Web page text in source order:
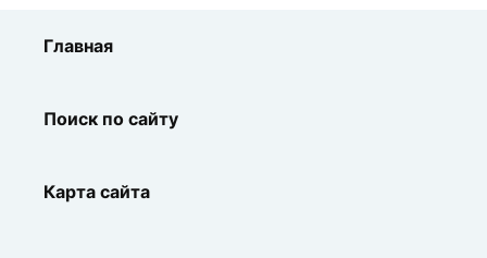
Главная
Поиск по сайту
Карта сайта